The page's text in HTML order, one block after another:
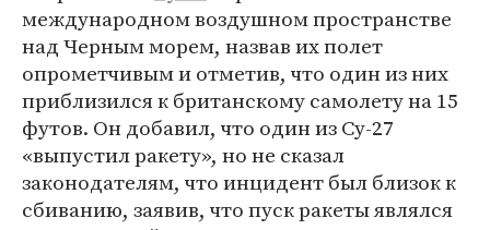
международном воздушном пространстве
над Черным морем, назвав их полет
опрометчивым и отметив, что один из них
приблизился к британскому самолету на 15
футов. Он добавил, что один из Су-27
«выпустил ракету», но не сказал
законодателям, что инцидент был близок к
сбиванию, заявив, что пуск ракеты являлся